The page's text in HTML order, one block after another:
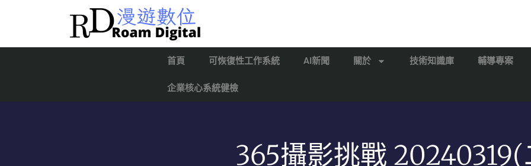
首頁 可恢復性工作系統 AI新聞 關於 技術知識庫 輔導專案
企業核心系統健檢
365攝影挑戰